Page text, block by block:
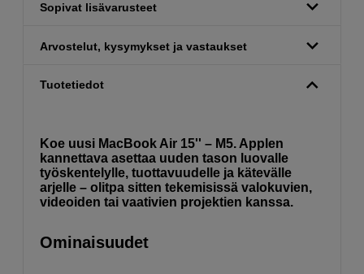
Sopivat lisävarusteet
Arvostelut, kysymykset ja vastaukset
Tuotetiedot
Koe uusi MacBook Air 15'' – M5. Applen
kannettava asettaa uuden tason luovalle
työskentelylle, tuottavuudelle ja kätevälle
arjelle – olitpa sitten tekemisissä valokuvien,
videoiden tai vaativien projektien kanssa.
Ominaisuudet